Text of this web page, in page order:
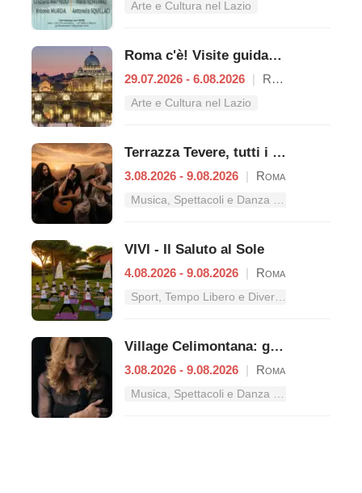
Arte e Cultura nel Lazio
Roma c'è! Visite guidate (anche per bambini) dal 29 luglio al 6 agosto 2026
29.07.2026 - 6.08.2026 | Roma
Arte e Cultura nel Lazio
Terrazza Tevere, tutti i concerti dal 3 al 9 agosto
3.08.2026 - 9.08.2026 | Roma
VIVI - Il Saluto al Sole
4.08.2026 - 9.08.2026 | Roma
Village Celimontana: gli appuntamenti dal 3 al 9 agosto
3.08.2026 - 9.08.2026 | Roma